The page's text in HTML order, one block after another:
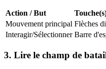
Action / But
Mouvement principal Flèches
Interagir/Sélectionner Barre
3. Lire le champ de